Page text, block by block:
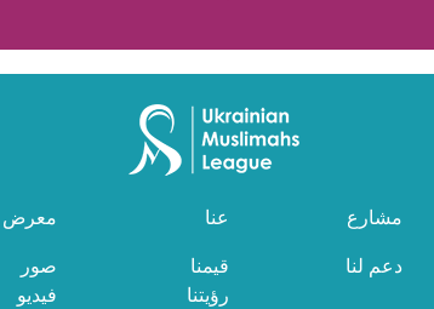
مشارع
دعم لنا
عنا
قيمنا
رؤيتنا
معرض
صور
فيديو